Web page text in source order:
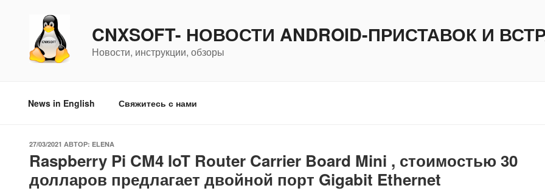
содержимому
CNXSOFT- НОВОСТИ ANDROID-ПРИСТАВОК И
Новости, инструкции, обзоры
News in English Свяжитесь с нами
ОПУБЛИКОВАНО
27/03/2021 АВТОР: ELENA
Raspberry Pi CM4 IoT Router Carrier Board Mini , стоимостью 30
долларов предлагает двойной порт Gigabit Ethernet